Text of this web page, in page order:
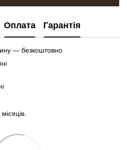
Оплата Гарантія
— безкоштовно